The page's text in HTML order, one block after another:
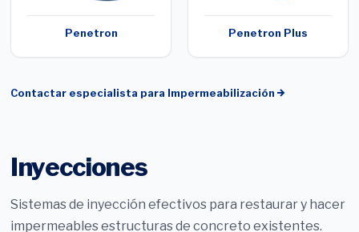
Penetron Penetron Plus
Contactar especialista para Impermeabilización
Inyecciones
Sistemas de inyección efectivos para restaurar y hacer
impermeables estructuras de concreto existentes.